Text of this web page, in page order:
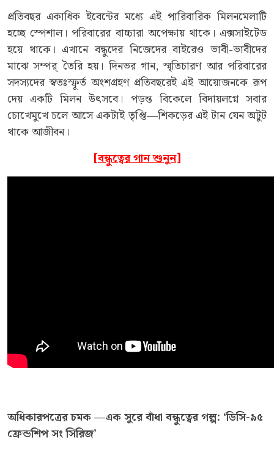
প্রতিবছর একাধিক ইবেন্টের মধ্যে এই পারিবারিক মিলনমেলাটি
হচ্ছে স্পেশাল। পরিবারের বাচ্চারা অপেক্ষায় থাকে। এক্সসাইটেড
হয়ে থাকে। এখানে বন্ধুদের নিজেদের বাইরেও ভাবী-ভাবীদের
মাঝে সম্পর্ তৈরি হয়। দিনভর গান, স্মৃতিচারণ আর পরিবারের
সদস্যদের স্বতঃস্ফূর্ত অংশগ্রহণ প্রতিবছরেই এই আয়োজনকে রূপ
দেয় একটি মিলন উৎসবে। পড়ন্ত বিকেলে বিদায়লগ্নে সবার
চোখেমুখে চলে আসে একটাই তৃপ্তি—শিকড়ের এই টান যেন অটুট
থাকে আজীবন।
[বন্ধুত্বের গান শুনুন]
অধিকারপত্রেরচমক—একসুরেবাঁধা বন্ধুত্বেরগল্প: ‘ডিসি-৯৫
ফ্রেন্ডশিপসংসিরিজ’